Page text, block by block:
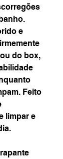
e
do box,
Feito
limpar e